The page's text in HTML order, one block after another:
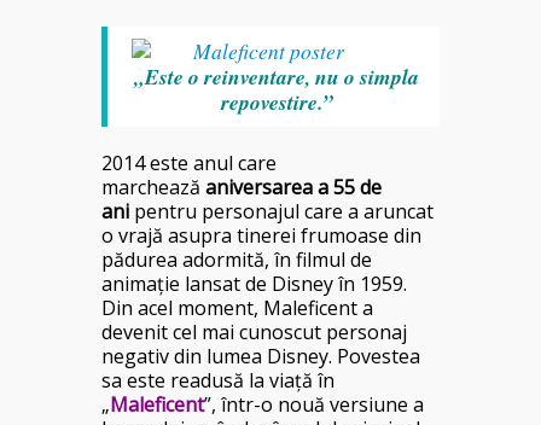
„Este o reinventare, nu o simpla
repovestire.”
2014 este anul care
marchează aniversarea a 55 de
ani pentru personajul care a aruncat
o vrajă asupra tinerei frumoase din
pădurea adormită, în filmul de
animaţie lansat de Disney în 1959.
Din acel moment, Maleficent a
devenit cel mai cunoscut personaj
negativ din lumea Disney. Povestea
sa este readusă la viaţă în
„Maleficent”, într-o nouă versiune a